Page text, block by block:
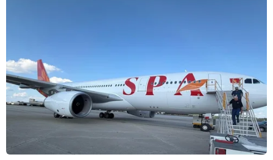
CƠ QUAN CHỦ QUẢN: THÔNG TẤN XÃ VIỆT NAM
Tổng Biên tập: TRẦN TIẾN DUẨN
Phó Tổng Biên tập: NGUYỄN THỊ TÁM, KHÚC THANH